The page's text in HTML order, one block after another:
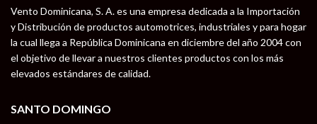
Vento Dominicana, S. A. es una empresa dedicada a la Importación
y Distribución de productos automotrices, industriales y para hogar
la cual llega a República Dominicana en diciembre del año 2004 con
el objetivo de llevar a nuestros clientes productos con los más
elevados estándares de calidad.
SANTO DOMINGO